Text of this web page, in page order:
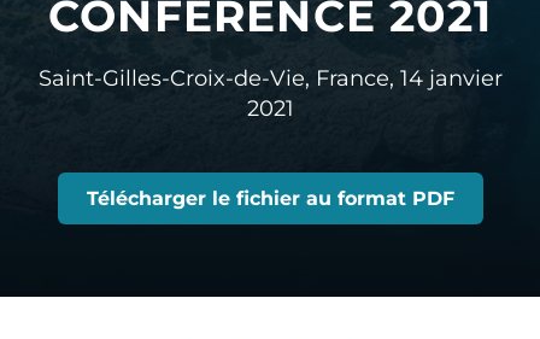
CONFERENCE 2021
Saint-Gilles-Croix-de-Vie, France, 14 janvier
2021
Télécharger le fichier au format PDF